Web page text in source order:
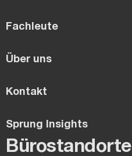
Fachleute
Über uns
Kontakt
Sprung Insights
Bürostandorte